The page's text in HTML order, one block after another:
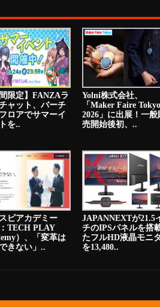
間限定】FANZAラ
ャット、バーチ
ロアでサマーイ
を..
Yolni株式会社、
「Maker Faire Tokyo
2026」に出展！一般
売開始後初、..
ピアカデミー
：TECH PLAY
）、「変革は
きない」..
JAPANNEXTが21.5
チのIPSパネルを搭
たフルHD液晶モニ
を13,480..